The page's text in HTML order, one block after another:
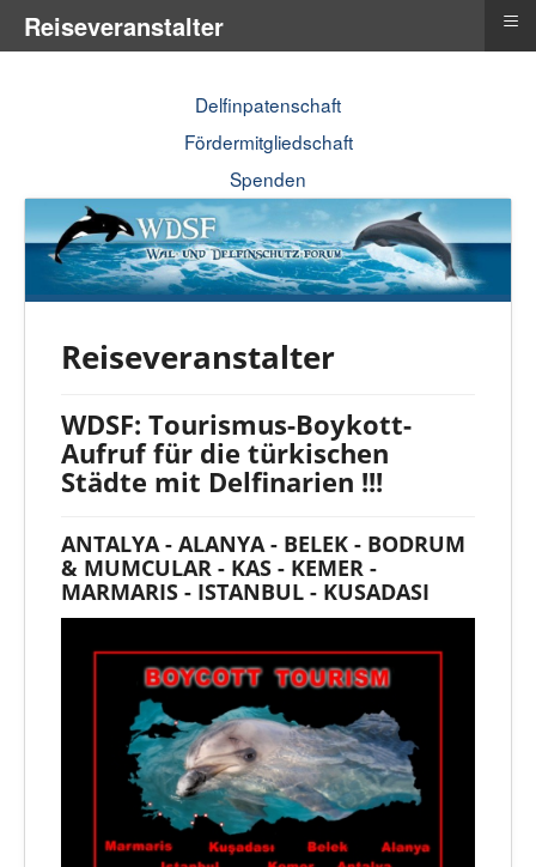
Delfinpatenschaft
Fördermitgliedschaft
Spenden
Reiseveranstalter
WDSF: Tourismus-Boykott-
Aufruf für die türkischen
Städte mit Delfinarien !!!
ANTALYA - ALANYA - BELEK - BODRUM
& MUMCULAR - KAS - KEMER -
MARMARIS - ISTANBUL - KUSADASI
Reiseveranstalter ≡